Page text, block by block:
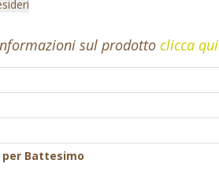
sul prodottoclicca qui
per Battesimo